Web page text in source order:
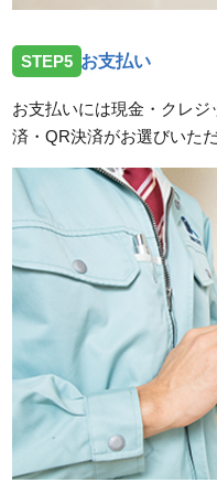
STEP5 お支払い
お支払いには現金・クレ
済・QR決済がお選びいただ